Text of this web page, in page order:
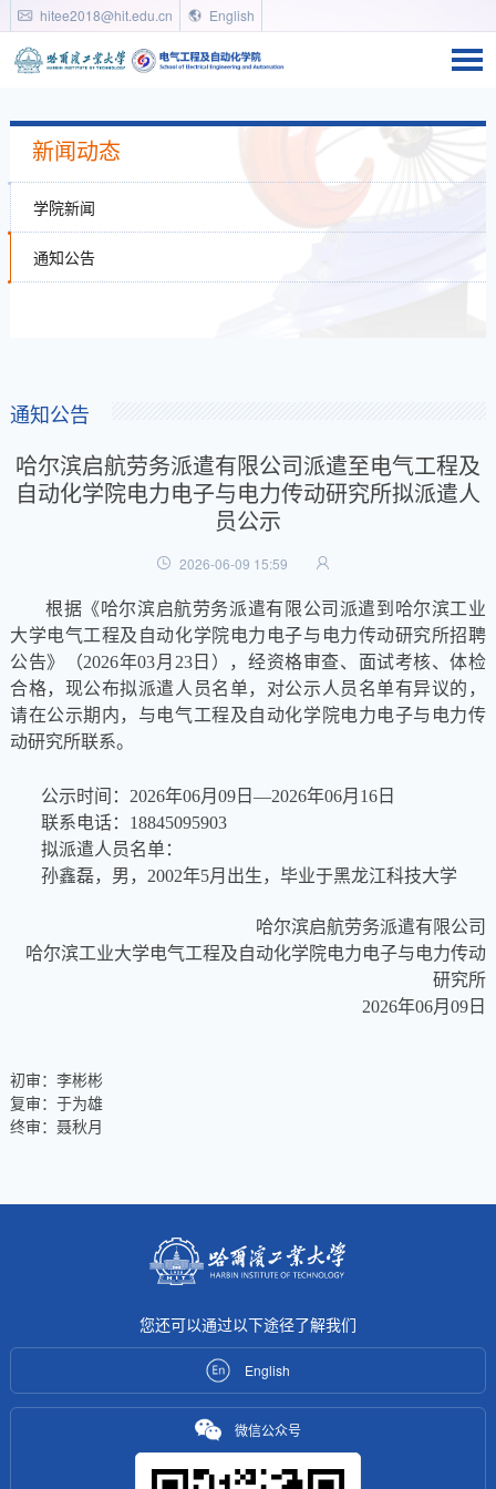
hitee2018@hit.edu.cn English
新闻动态
学院新闻
通知公告
通知公告
哈尔滨启航劳务派遣有限公司派遣至电气工程及
自动化学院电力电子与电力传动研究所拟派遣人
员公示
2026-06-09 15:59
根据《哈尔滨启航劳务派遣有限公司派遣到哈尔滨工业
大学电气工程及自动化学院电力电子与电力传动研究所招聘
公告》（2026年03月23日），经资格审查、面试考核、体检
合格，现公布拟派遣人员名单，对公示人员名单有异议的，
请在公示期内，与电气工程及自动化学院电力电子与电力传
动研究所联系。
公示时间： 2026年06月09日—2026年06月16日
联系电话： 18845095903
拟派遣人员名单：
孙鑫磊， 男 ， 2002年5月出生，毕业于黑龙江科技大学
哈尔滨启航劳务派遣有限公司
哈尔滨工业大学电气工程及自动化学院电力电子与电力传动
研究所
2026年06月09日
初审：李彬彬
复审：于为雄
终审：聂秋月
您还可以通过以下途径了解我们
English
微信公众号